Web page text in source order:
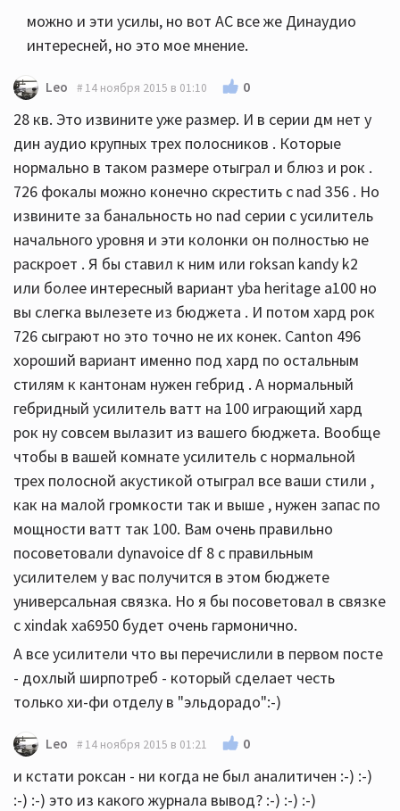
можно и эти усилы, но вот АС все же Динаудио
интересней, но это мое мнение.
Leo 14 ноября 2015 в 01:10 0
28 кв. Это извините уже размер. И в серии дм нет у
дин аудио крупных трех полосников . Которые
нормально в таком размере отыграл и блюз и рок .
726 фокалы можно конечно скрестить с nad 356 . Но
извините за банальность но nad серии c усилитель
начального уровня и эти колонки он полностью не
раскроет . Я бы ставил к ним или roksan kandy k2
или более интересный вариант yba heritage a100 но
вы слегка вылезете из бюджета . И потом хард рок
726 сыграют но это точно не их конек. Canton 496
хороший вариант именно под хард по остальным
стилям к кантонам нужен гебрид . А нормальный
гебридный усилитель ватт на 100 играющий хард
рок ну совсем вылазит из вашего бюджета. Вообще
чтобы в вашей комнате усилитель с нормальной
трех полосной акустикой отыграл все ваши стили ,
как на малой громкости так и выше , нужен запас по
мощности ватт так 100. Вам очень правильно
посоветовали dynavoice df 8 с правильным
усилителем у вас получится в этом бюджете
универсальная связка. Но я бы посоветовал в связке
с xindak xa6950 будет очень гармонично.
А все усилители что вы перечислили в первом посте
- дохлый ширпотреб - который сделает честь
только хи-фи отделу в "эльдорадо":-)
Leo 14 ноября 2015 в 01:21 0
и кстати роксан - ни когда не был аналитичен :-) :-)
:-) :-) это из какого журнала вывод? :-) :-) :-)